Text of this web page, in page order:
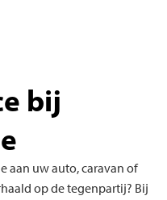
bij
aan uw auto, caravan of
op de tegenpartij? Bij